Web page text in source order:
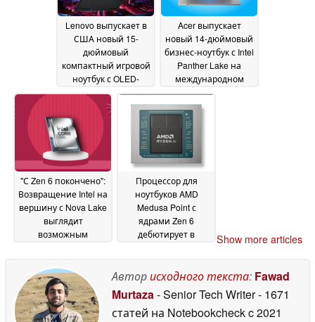
Lenovo выпускает в
США новый 15-
дюймовый
компактный игровой
ноутбук с OLED-
дисплеем с
разрешением 1,000
нит
07 June 2026
Acer выпускает
новый 14-дюймовый
бизнес-ноутбук с Intel
Panther Lake на
международном
уровне06 June 2026
"С Zen 6 покончено":
Возвращение Intel на
вершину с Nova Lake
выглядит
возможным
сравнению с Zen 6
April 2026
Процессор для
ноутбуков AMD
Medusa Point с
ядрами Zen 6
дебютирует в
Show more articles
Авторисходного текста: Fawad
Murtaza- Senior Tech Writer- 1671
статей на Notebookcheckc 2021